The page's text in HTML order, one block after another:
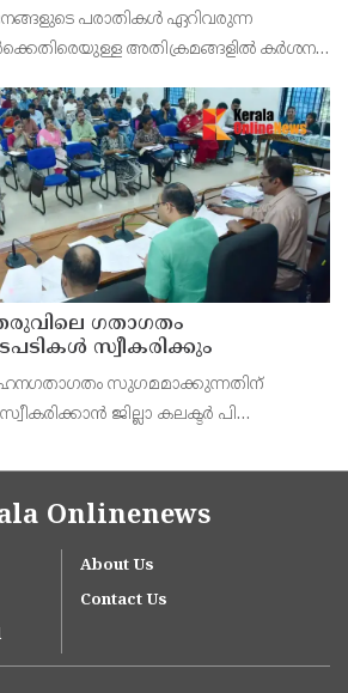
പരാതികൾ ഏറിവരുന്ന
അതിക്രമങ്ങളിൽ കർശന
ഗതാഗതം
സ്വീകരിക്കും
സുഗമമാക്കുന്നതിന്
ജില്ലാ കലക്ടര്‍ പി
Onlinenews
About Us
Contact Us